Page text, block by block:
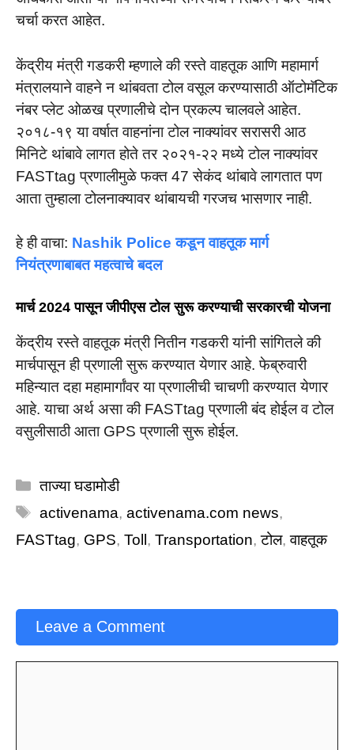
चर्चा करत आहेत.
केंद्रीय मंत्री गडकरी म्हणाले की रस्ते वाहतूक आणि महामार्ग
मंत्रालयाने वाहने न थांबवता टोल वसूल करण्यासाठी ऑटोमॅटिक
नंबर प्लेट ओळख प्रणालीचे दोन प्रकल्प चालवले आहेत.
२०१८-१९ या वर्षात वाहनांना टोल नाक्यांवर सरासरी आठ
मिनिटे थांबावे लागत होते तर २०२१-२२ मध्ये टोल नाक्यांवर
FASTtag प्रणालीमुळे फक्त 47 सेकंद थांबावे लागतात पण
आता तुम्हाला टोलनाक्यावर थांबायची गरजच भासणार नाही.
हे ही वाचा: Nashik Police कडून वाहतूक मार्ग
नियंत्रणाबाबत महत्वाचे बदल
मार्च2024 पासून जीपीएस टोल सुरू करण्याची सरकारची योजना
केंद्रीय रस्ते वाहतूक मंत्री नितीन गडकरी यांनी सांगितले की
मार्चपासून ही प्रणाली सुरू करण्यात येणार आहे. फेब्रुवारी
महिन्यात दहा महामार्गांवर या प्रणालीची चाचणी करण्यात येणार
आहे. याचा अर्थ असा की FASTtag प्रणाली बंद होईल व टोल
वसुलीसाठी आता GPS प्रणाली सुरू होईल.
Categories
ताज्या घडामोडी
Tags
activenama,activenama.com news,
FASTtag, GPS, Toll , Transportation,टोल,वाहतूक
Leave a Comment